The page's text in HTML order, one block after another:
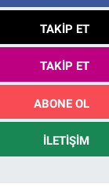
TAKIP ET
TAKIP ET
ABONE OL
İLETIŞIM